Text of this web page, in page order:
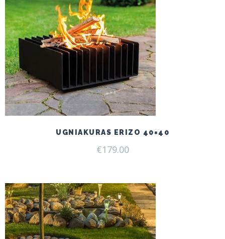
UGNIAKURAS ERIZO 40×40
€179.00